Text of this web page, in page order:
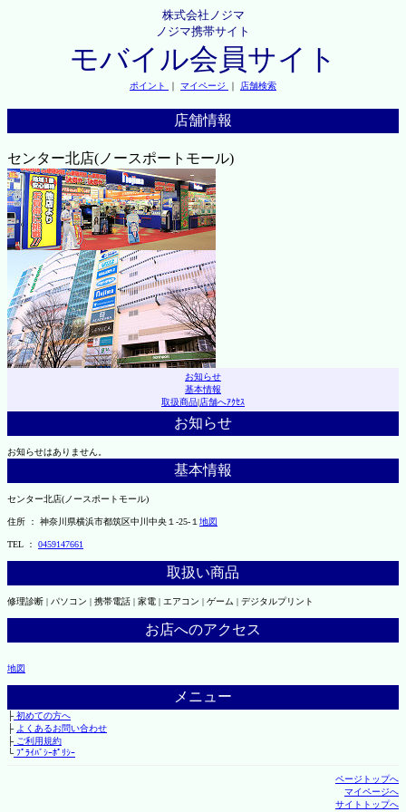
株式会社ノジマ
ノジマ携帯サイト
モバイル会員サイト
ポイント ｜ マイページ ｜ 店舗検索
店舗情報
センター北店(ノースポートモール)
お知らせ
基本情報
取扱商品|店舗へｱｸｾｽ
お知らせ
お知らせはありません。
基本情報
センター北店(ノースポートモール)
住所 ： 神奈川県横浜市都筑区中川中央１-25-１ 地図
TEL ： 0459147661
取扱い商品
修理診断 | パソコン | 携帯電話 | 家電 | エアコン | ゲーム | デジタルプリント
お店へのアクセス
地図
メニュー
├初めての方へ
├ よくあるお問い合わせ
├ご利用規約
└ﾌﾟﾗｲﾊﾞｼｰﾎﾟﾘｼｰ
ページトップへ
マイページへ
サイトトップへ